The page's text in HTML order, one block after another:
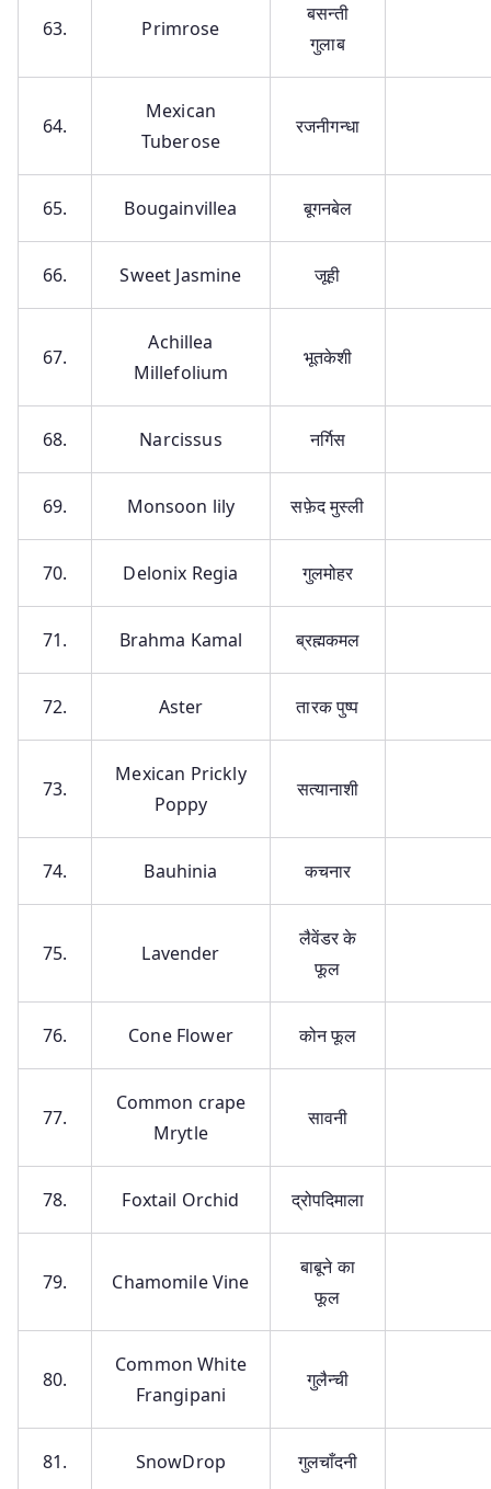
63. Primrose
बसन्ती
गुलाब
64.
Mexican
Tuberose
रजनीगन्धा
65. Bougainvillea बूगनबेल
66. Sweet Jasmine जूही
67.
Achillea
Millefolium
भूतकेशी
68. Narcissus नर्गिस
69. Monsoon lily सफ़ेद मुस्ली
70. Delonix Regia गुलमोहर
71. Brahma Kamal ब्रह्मकमल
72. Aster तारक पुष्प
73.
Mexican Prickly
Poppy
सत्यानाशी
74. Bauhinia कचनार
75. Lavender
लैवेंडर के
फूल
76. Cone Flower कोन फूल
77.
Common crape
Mrytle
सावनी
78. Foxtail Orchid द्रोपदिमाला
79. Chamomile Vine
बाबूने का
फूल
80.
Common White
Frangipani
गुलैन्ची
81. SnowDrop गुलचाँदनी